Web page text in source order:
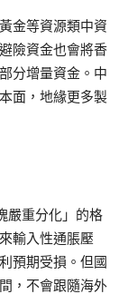
金等資源類中資
險資金也會將香
分增量資金。中
面，地緣更多製
嚴重分化」的格
輸入性通脹壓
預期受損。但國
，不會跟隨海外